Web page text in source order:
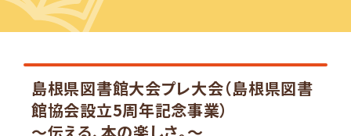
島根県図書館大会プレ大会（島根県図書
館協会設立5周年記念事業）